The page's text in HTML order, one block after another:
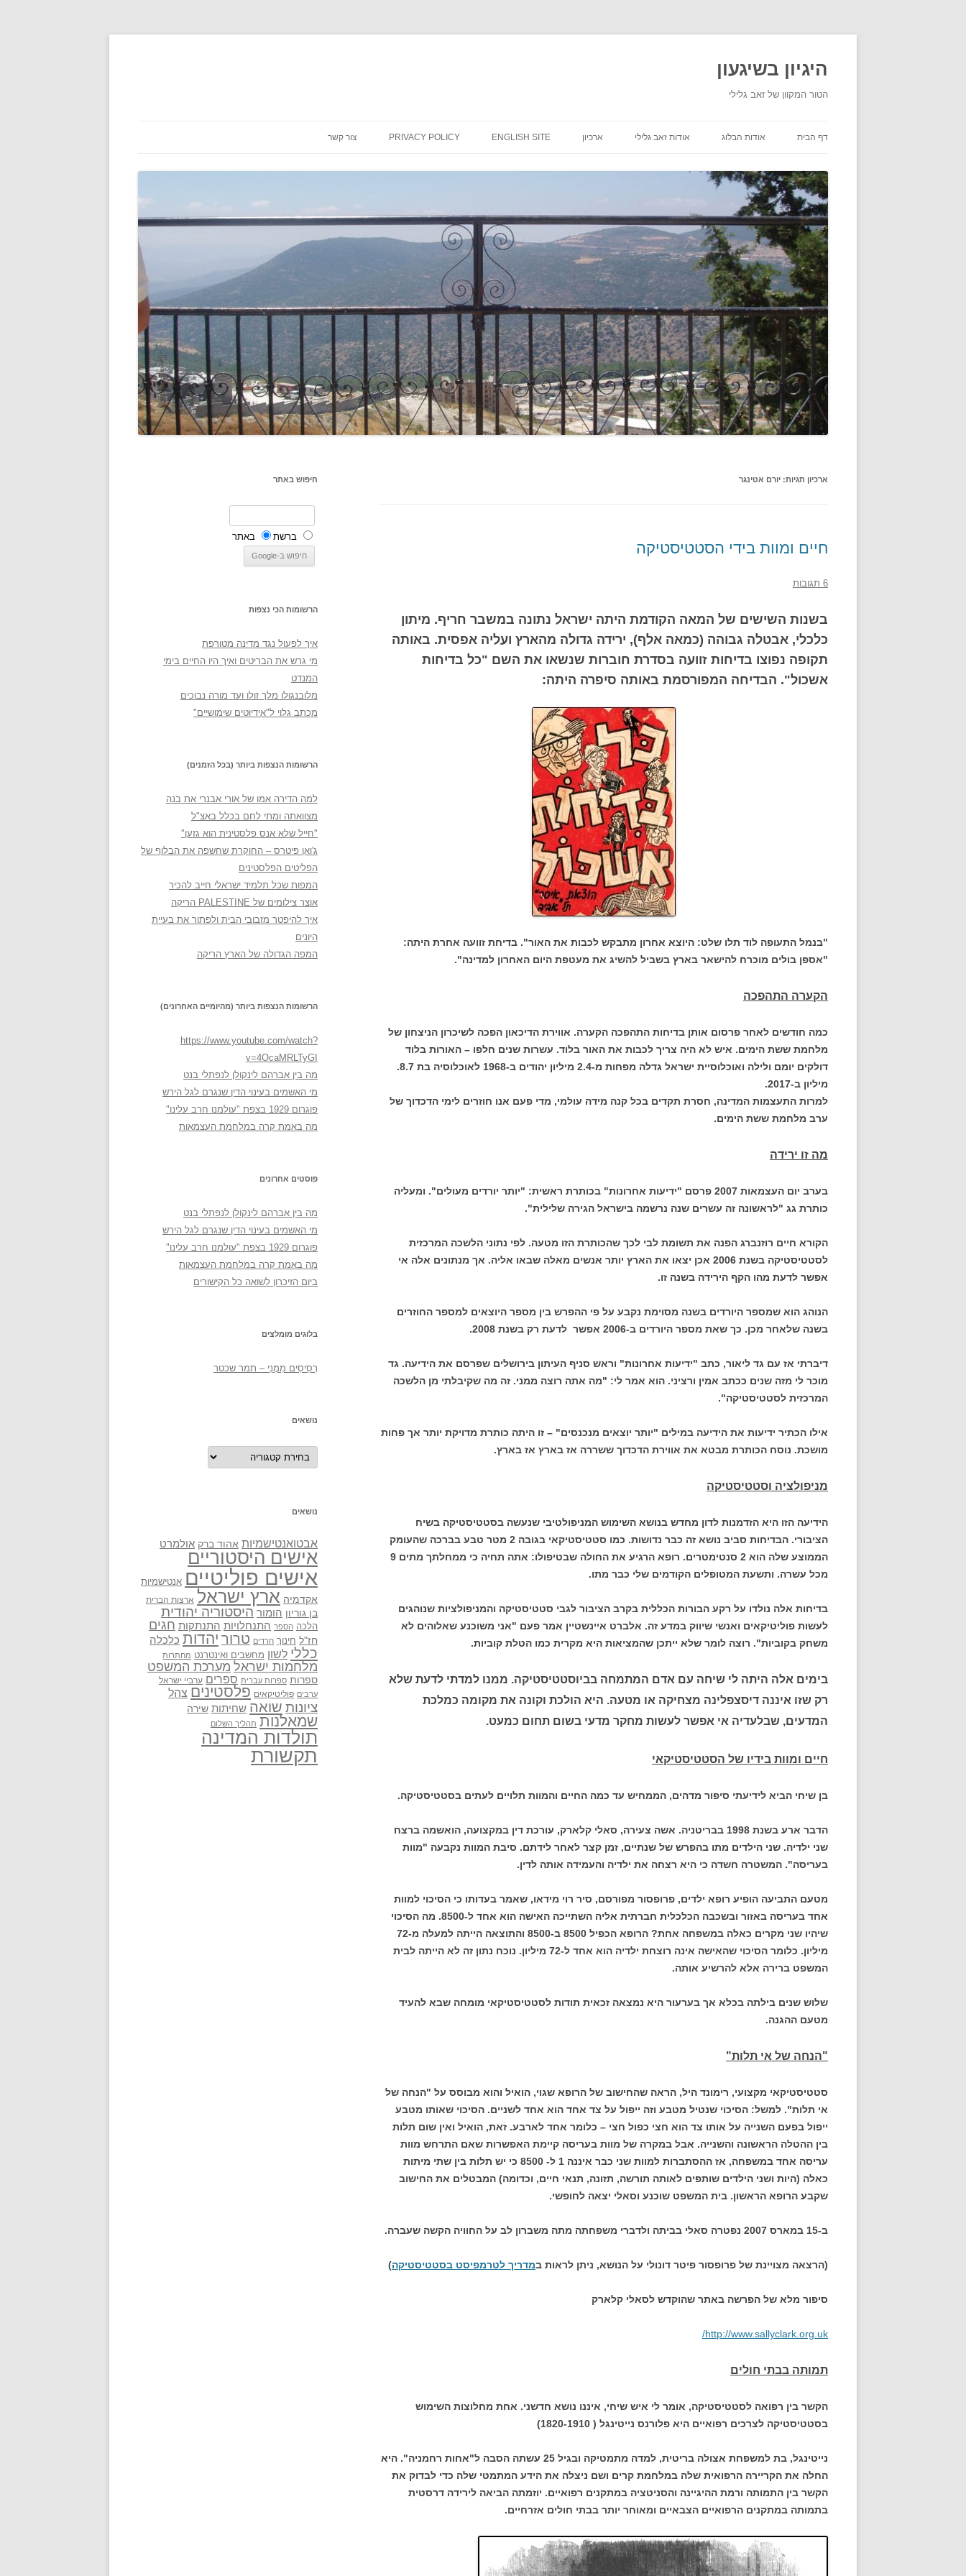
היגיון בשיגעון
הטור המקוון של זאב גלילי
דף הבית אודות הבלוג אודות זאב גלילי ארכיון ENGLISH SITE
PRIVACY POLICY צור קשר
ארכיון תגיות: יורם אטינגר
חיים ומוות בידי הסטטיסטיקה
6 תגובות
בשנות השישים של המאה הקודמת היתה ישראל נתונה במשבר חריף. מיתון
כלכלי, אבטלה גבוהה (כמאה אלף), ירידה גדולה מהארץ ועליה אפסית. באותה
תקופה נפוצו בדיחות זוועה בסדרת חוברות שנשאו את השם "כל בדיחות
אשכול". הבדיחה המפורסמת באותה סיפרה היתה:
"בנמל התעופה לוד תלו שלט: היוצא אחרון מתבקש לכבות את האור". בדיחת זוועה אחרת היתה:
"אספן בולים מוכרח להישאר בארץ בשביל להשיג את מעטפת היום האחרון למדינה".
הקערה התהפכה
כמה חודשים לאחר פרסום אותן בדיחות התהפכה הקערה. אווירת הדיכאון הפכה לשיכרון הניצחון של
מלחמת ששת הימים. איש לא היה צריך לכבות את האור בלוד. עשרות שנים חלפו – האורות בלוד
דולקים יומם ולילה ואוכלוסיית ישראל גדלה מפחות מ-2.4 מיליון יהודים ב-1968 לאוכלוסיה בת 8.7.
מיליון ב-2017.
למרות התעצמות המדינה, חסרת תקדים בכל קנה מידה עולמי, מדי פעם אנו חוזרים לימי הדכדוך של
ערב מלחמת ששת הימים.
מה זו ירידה
בערב יום העצמאות 2007 פרסם "ידיעות אחרונות" בכותרת ראשית: "יותר יורדים מעולים". ומעליה
כותרת גג "לראשונה זה עשרים שנה נרשמה בישראל הגירה שלילית".
הקורא חיים רוזנברג הפנה את תשומת לבי לכך שהכותרת הזו מטעה. לפי נתוני הלשכה המרכזית
לסטטיסטיקה בשנת 2006 אכן יצאו את הארץ יותר אנשים מאלה שבאו אליה. אך מנתונים אלה אי
אפשר לדעת מהו הקף הירידה בשנה זו.
הנוהג הוא שמספר היורדים בשנה מסוימת נקבע על פי ההפרש בין מספר היוצאים למספר החוזרים
בשנה שלאחר מכן. כך שאת מספר היורדים ב-2006 אפשר לדעת רק בשנת 2008.
דיברתי אז עם גד ליאור, כתב "ידיעות אחרונות" וראש סניף העיתון בירושלים שפרסם את הידיעה. גד
מוכר לי מזה שנים ככתב אמין ורציני. הוא אמר לי: "מה אתה רוצה ממני. זה מה שקיבלתי מן הלשכה
המרכזית לסטטיסטיקה".
אילו הכתיר ידיעות את הידיעה במילים "יותר יוצאים מנכנסים" – זו היתה כותרת מדויקת יותר אך פחות
מושכת. נוסח הכותרת מבטא את אווירת הדכדוך ששררה אז בארץ אז בארץ.
מניפולציה וסטטיסטיקה
הידיעה הזו היא הזדמנות לדון מחדש בנושא השימוש המניפולטיבי שנעשה בסטטיסטיקה בשיח
הציבורי. הבדיחות סביב נושא זה כבר נדושות. כמו סטטיסטיקאי בגובה 2 מטר טבע בברכה שהעומק
הממוצע שלה הוא 2 סנטימטרים. רופא הרגיע את החולה שבטיפולו: אתה תחיה כי ממחלתך מתים 9
מכל עשרה. ותשעת המטופלים הקודמים שלי כבר מתו.
בדיחות אלה נולדו על רקע הבורות הכללית בקרב הציבור לגבי סטטיסטיקה והמניפולציות שנוהגים
לעשות פוליטיקאים ואנשי שיווק במדע זה. אלברט איינשטיין אמר פעם "אני משוכנע שאלוהים לא
משחק בקוביות". רוצה לומר שלא ייתכן שהמציאות היא מקרית כמו הטלת קוביות.
בימים אלה היתה לי שיחה עם אדם המתמחה בביוסטטיסטיקה. ממנו למדתי לדעת שלא
רק שזו איננה דיסצפלינה מצחיקה או מטעה. היא הולכת וקונה את מקומה כמלכת
המדעים, שבלעדיה אי אפשר לעשות מחקר מדעי בשום תחום כמעט.
חיים ומוות בידיו של הסטטיסטיקאי
בן שיחי הביא לידיעתי סיפור מדהים, הממחיש עד כמה החיים והמוות תלויים לעתים בסטטיסטיקה.
הדבר ארע בשנת 1998 בבריטניה. אשה צעירה, סאלי קלארק, עורכת דין במקצועה, הואשמה ברצח
שני ילדיה. שני הילדים מתו בהפרש של שנתיים, זמן קצר לאחר לידתם. סיבת המוות נקבעה "מוות
בעריסה". המשטרה חשדה כי היא רצחה את ילדיה והעמידה אותה לדין.
מטעם התביעה הופיע רופא ילדים, פרופסור מפורסם, סיר רוי מידאו, שאמר בעדותו כי הסיכוי למוות
אחד בעריסה באזור ובשכבה הכלכלית חברתית אליה השתייכה האישה הוא אחד ל-8500. מה הסיכוי
שיהיו שני מקרים כאלה במשפחה אחת? הרופא הכפיל 8500 ב-8500 והתוצאה הייתה למעלה מ-72
מיליון. כלומר הסיכוי שהאישה אינה רוצחת ילדיה הוא אחד ל-72 מיליון. נוכח נתון זה לא הייתה לבית
המשפט ברירה אלא להרשיע אותה.
שלוש שנים בילתה בכלא אך בערעור היא נמצאה זכאית תודות לסטטיסטיקאי מומחה שבא להעיד
מטעם ההגנה.
"הנחה של אי תלות"
סטטיסטיקאי מקצועי, רימונד היל, הראה שהחישוב של הרופא שגוי, הואיל והוא מבוסס על "הנחה של
אי תלות". למשל: הסיכוי שנטיל מטבע וזה ייפול על צד אחד הוא אחד לשניים. הסיכוי שאותו מטבע
ייפול בפעם השנייה על אותו צד הוא חצי כפול חצי – כלומר אחד לארבע. זאת, הואיל ואין שום תלות
בין ההטלה הראשונה והשנייה. אבל במקרה של מוות בעריסה קיימת האפשרות שאם התרחש מוות
עריסה אחד במשפחה, אז ההסתברות למוות שני כבר איננה 1 ל- 8500 כי יש תלות בין שתי מיתות
כאלה (היות ושני הילדים שותפים לאותה תורשה, תזונה, תנאי חיים, וכדומה) המבטלים את החישוב
שקבע הרופא הראשון. בית המשפט שוכנע וסאלי יצאה לחופשי.
ב-15 במארס 2007 נפטרה סאלי בביתה ולדברי משפחתה מתה משברון לב על החוויה הקשה שעברה.
(הרצאה מצויינת של פרופסור פיטר דונולי על הנושא, ניתן לראות במדריך לטרמפיסט בסטטיסטיקה)
סיפור מלא של הפרשה באתר שהוקדש לסאלי קלארק
http://www.sallyclark.org.uk/
תמותה בבתי חולים
הקשר בין רפואה לסטטיסטיקה, אומר לי איש שיחי, איננו נושא חדשני. אחת מחלוצות השימוש
בסטטיסטיקה לצרכים רפואיים היא פלורנס נייטינגל ( 1820-1910)
נייטינגל, בת למשפחת אצולה בריטית, למדה מתמטיקה ובגיל 25 עשתה הסבה ל"אחות רחמניה". היא
החלה את הקריירה הרפואית שלה במלחמת קרים ושם ניצלה את הידע המתמטי שלה כדי לבדוק את
הקשר בין התמותה ורמת ההיגיינה והסניטציה במתקנים רפואיים. יוזמתה הביאה לירידה דרסטית
בתמותה במתקנים הרפואיים הצבאיים ומאוחר יותר בבתי חולים אזרחיים.
חיפוש באתר
ברשת באתר
הרשומות הכי נצפות
איך לפעול נגד מדינה מטורפת
מי גרש את הבריטים ואיך היו החיים בימי
המנדט
מלובנגולו מלך זולו ועד מורה נבוכים
מכתב גלוי ל"אידיוטים שימושיים"
הרשומות הנצפות ביותר (בכל הזמנים)
למה הדירה אמו של אורי אבנרי את בנה
מצוואתה ומתי לחם בכלל באצ"ל
"חייל שלא אנס פלסטינית הוא גזען"
ג'ואן פיטרס – החוקרת שחשפה את הבלוף של
הפליטים הפלסטינים
המפות שכל תלמיד ישראלי חייב להכיר
אוצר צילומים של PALESTINE הריקה
איך להיפטר מזבובי הבית ולפתור את בעיית
היונים
המפה הגדולה של הארץ הריקה
הרשומות הנצפות ביותר (מהיומיים האחרונים)
https://www.youtube.com/watch?
v=4OcaMRLTyGI
מה בין אברהם לינקולן לנפתלי בנט
מי האשמים בעינוי הדין שנגרם לגל הירש
פוגרום 1929 בצפת "עולמנו חרב עלינו"
מה באמת קרה במלחמת העצמאות
פוסטים אחרונים
מה בין אברהם לינקולן לנפתלי בנט
מי האשמים בעינוי הדין שנגרם לגל הירש
פוגרום 1929 בצפת "עולמנו חרב עלינו"
מה באמת קרה במלחמת העצמאות
ביום הזיכרון לשואה כל הקישורים
בלוגים מומלצים
רְסִיסִים מִמֶנִי – תמר שכטר
נושאים
נושאים
נושאים
אבטואנטישמיות אהוד ברק אולמרט
אישים היסטוריים
אישים פוליטיים אנטישמיות
אקדמיה ארץ ישראל ארצות הברית
בן גוריון הומור היסטוריה יהודית
הלכה הספר התנחלויות התנתקות חגים
חז"ל חינוך חרדים טרור יהדות כלכלה
כללי לשון מחשבים ואינטרנט מחתרות
מלחמות ישראל מערכת המשפט
ספרות ספרות עברית ספרים ערביי ישראל
ערבים פוליטיקאים פלסטינים צהל
ציונות שואה שחיתות שירה
שמאלנות תהליך השלום
תולדות המדינה
תקשורת